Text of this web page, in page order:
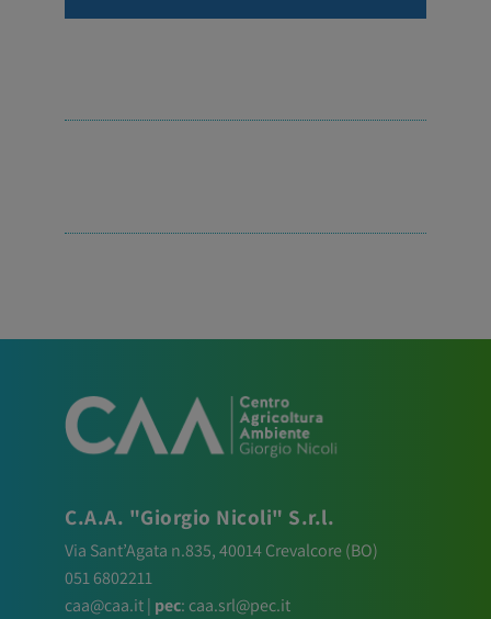
C.A.A. "Giorgio Nicoli" S.r.l.
Via Sant’Agata n.835,40014Crevalcore(BO)
051 6802211
caa@caa.it| pec: caa.srl@pec.it